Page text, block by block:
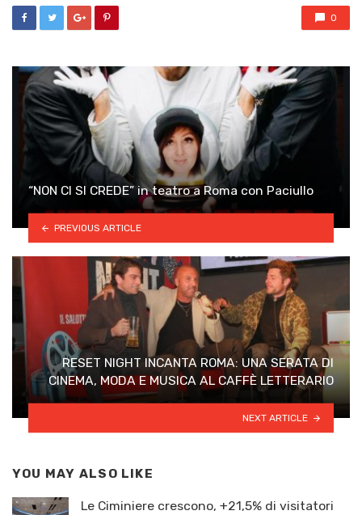
0
“NON CI SI CREDE” in teatro a Roma con Paciullo
PREVIOUS ARTICLE
RESET NIGHT INCANTA ROMA: UNA SERATA DI
CINEMA, MODA E MUSICA AL CAFFÈ LETTERARIO
NEXT ARTICLE
YOU MAY ALSO LIKE
Le Ciminiere crescono, +21,5% di visitatori